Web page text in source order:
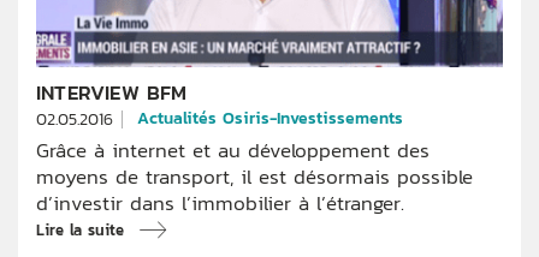
INTERVIEW BFM
02.05.2016 Actualités Osiris-Investissements
Grâce à internet et au développement des
moyens de transport, il est désormais possible
d’investir dans l’immobilier à l’étranger.
Lire la suite